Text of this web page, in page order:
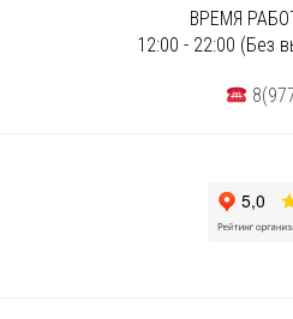
ВРЕМЯ
12:00 - 22:00 (Без